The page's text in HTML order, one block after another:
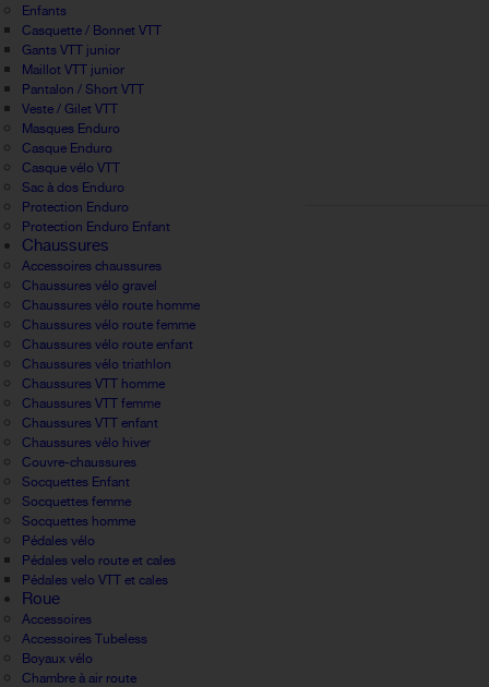
Enfants
Casquette / Bonnet VTT
Gants VTT junior
Maillot VTT junior
Pantalon / Short VTT
Veste / Gilet VTT
Masques Enduro
Casque Enduro
Casque vélo VTT
Sac à dos Enduro
Protection Enduro
Protection Enduro Enfant
Chaussures
Accessoires chaussures
Chaussures vélo gravel
Chaussures vélo route homme
Chaussures vélo route femme
Chaussures vélo route enfant
Chaussures vélo triathlon
Chaussures VTT homme
Chaussures VTT femme
Chaussures VTT enfant
Chaussures vélo hiver
Couvre-chaussures
Socquettes Enfant
Socquettes femme
Socquettes homme
Pédales vélo
Pédales velo route et cales
Pédales velo VTT et cales
Roue
Accessoires
Accessoires Tubeless
Boyaux vélo
Chambre à air route